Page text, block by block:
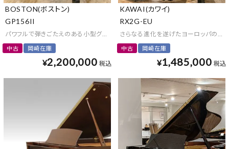
BOSTON(ボストン)
GP156II
パワフルで弾きごたえのある小型グランドピアノ
中古 岡崎在庫
¥2,200,000 税込
KAWAI(カワイ)
RX2G-EU
さらなる進化を遂げたヨーロッパの伝
中古 岡崎在庫
¥1,485,000 税込